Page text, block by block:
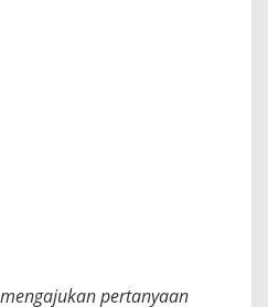
pertanyaan